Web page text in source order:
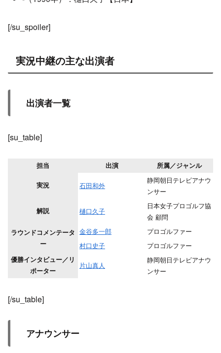
[/su_spoiler]
実況中継の主な出演者
出演者一覧
[su_table]
担当 出演 所属／ジャンル
実況 石田和外
静岡朝日テレビアナウ
ンサー
解説 樋口久子
日本女子プロゴルフ協
会 顧問
ラウンドコメンテータ
ー
金谷多一郎
プロゴルファー
村口史子
プロゴルファー
優勝インタビュー／リ
ポーター
片山真人
静岡朝日テレビアナウ
ンサー
[/su_table]
アナウンサー